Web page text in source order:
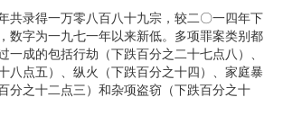
共录得一万零八百八十九宗，较二〇一四年下
数字为一九七一年以来新低。多项罪案类别都
一成的包括行劫（下跌百分之二十七点八）、
八点五）、纵火（下跌百分之十四）、家庭暴
分之十二点三）和杂项盗窃（下跌百分之十